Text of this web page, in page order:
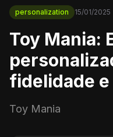
personalization 15/01/2025
Toy Mania:
fidelidade
Toy Mania